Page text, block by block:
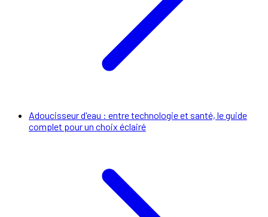
Adoucisseur d'eau : entre technologie et santé, le guide
complet pour un choix éclairé